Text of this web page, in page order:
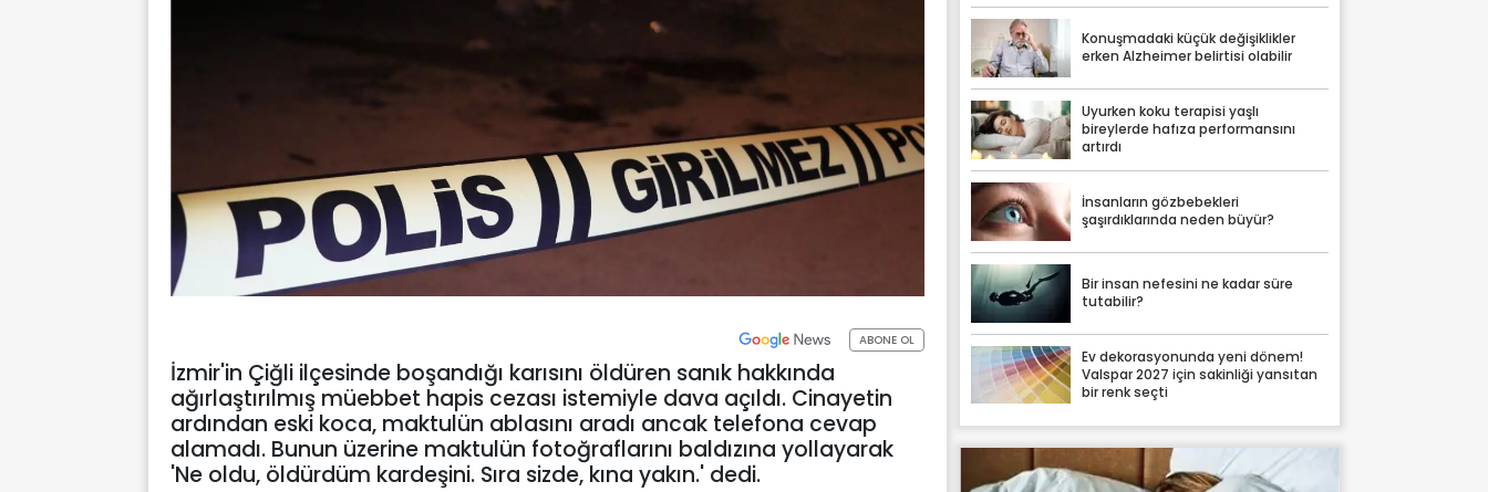
ABONE OL
İzmir'in Çiğli ilçesinde boşandığı karısını öldüren sanık hakkında
ağırlaştırılmış müebbet hapis cezası istemiyle dava açıldı. Cinayetin
ardından eski koca, maktulün ablasını aradı ancak telefona cevap
alamadı. Bunun üzerine maktulün fotoğraflarını baldızına yollayarak
'Ne oldu, öldürdüm kardeşini. Sıra sizde, kına yakın.' dedi.
Konuşmadaki küçük değişiklikler
erken Alzheimer belirtisi olabilir
Uyurken koku terapisi yaşlı
bireylerde hafıza performansını
artırdı
İnsanların gözbebekleri
şaşırdıklarında neden büyür?
Bir insan nefesini ne kadar süre
tutabilir?
Ev dekorasyonunda yeni dönem!
Valspar 2027 için sakinliği yansıtan
bir renk seçti